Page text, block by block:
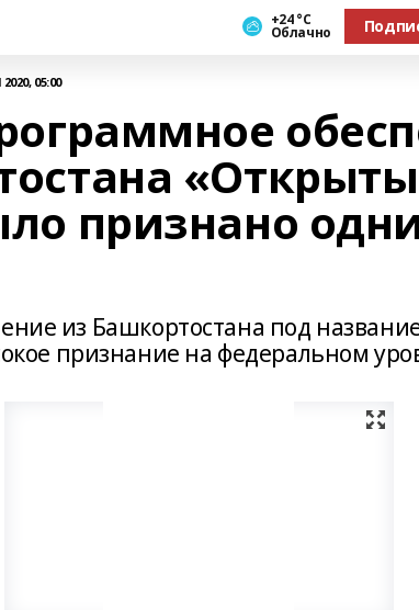
+24 °С
Облачно
05:00
признано
из Башкортостана под
признание на федеральном